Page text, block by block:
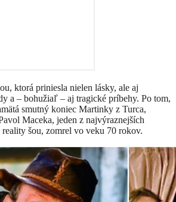
ktorá priniesla nielen lásky, ale aj
a – bohužiaľ – aj tragické príbehy. Po tom,
smutný koniec Martinky z Turca,
Maceka, jeden z najvýraznejších
šou, zomrel vo veku 70 rokov.